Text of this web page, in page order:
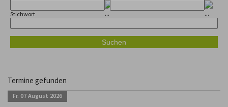
Stichwort
Termine gefunden
Fr. 07 August 2026